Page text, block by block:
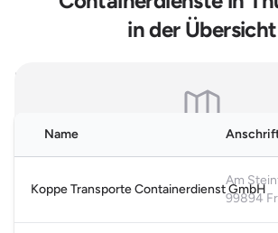
in der Übersicht
Bitte akzeptiere die funktionalen
anzuzeigen.
Cookie-Einstellungen
Hinweis: Es handelt sich um allgemeine, online
Falls Sie Ihren Eintrag auf unserer Seite nicht
Name
Koppe Transporte Containerdienst GmbH
Am
99894